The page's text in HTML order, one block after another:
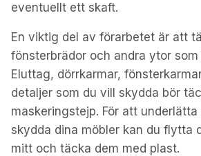
eventuellt ett skaft.
En viktig del av förarbetet är att
fönsterbrädor och andra ytor som
Eluttag, dörrkarmar,
detaljer som du vill skydda bör
maskeringstejp. För att
skydda dina möbler kan du flytta
mitt och täcka dem med plast.